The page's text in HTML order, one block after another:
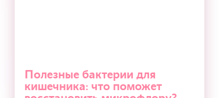
Полезные бактерии для
кишечника: что поможет